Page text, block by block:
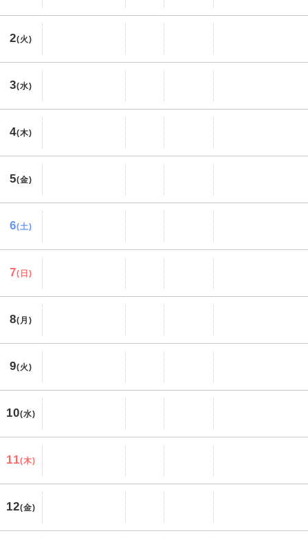
2(火)
3(水)
4(木)
5(金)
6(土)
7(日)
8(月)
9(火)
10(水)
11(木)
12(金)